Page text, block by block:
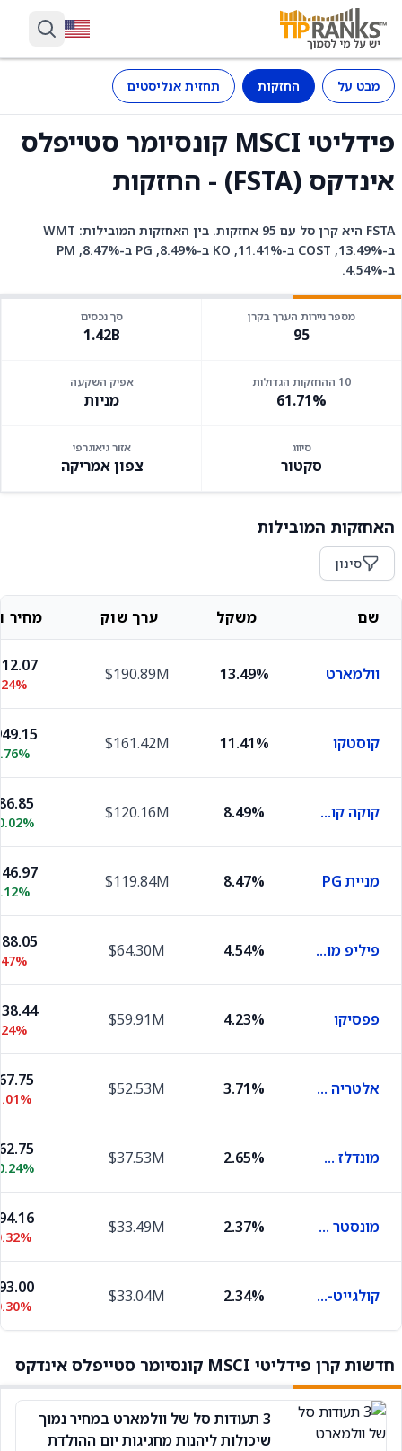
מבט על החזקות תחזית אנליסטים
פידליטי MSCI קונסיומר סטייפלס
אינדקס (FSTA) - החזקות
FSTA היא קרן סל עם 95 אחזקות. בין האחזקות המובילות: WMT
ב-13.49%, COST ב-11.41%, KO ב-8.49%, PG ב-8.47%, PM
ב-4.54%.
מספר ניירות הערך בקרן
95
סך נכסים
1.42B
10 ההחזקות הגדולות
61.71%
אפיק השקעה
מניות
סיווג
סקטור
אזור גיאוגרפי
צפון אמריקה
האחזקות המובילות
סינון
שם משקל ערך שוק מחיר
וולמארט 13.49%
$190.89M
קוסטקו 11.41%
$161.42M
קוקה קולה 8.49%
$120.16M
מניית PG 8.47%
$119.84M
פיליפ מוריס 4.54%
$64.30M
פפסיקו 4.23%
$59.91M
אלטריה גרופ 3.71%
$52.53M
מונדלז אינטרנשיונל 2.65%
$37.53M
מונסטר בוורדג' 2.37%
$33.49M
קולגייט-פאלמוליב 2.34%
$33.04M
חדשות קרן פידליטי MSCI קונסיומר סטייפלס אינדקס
3 תעודות סל של וולמארט במחיר נמוך
שיכולות ליהנות מחגיגות יום ההולדת